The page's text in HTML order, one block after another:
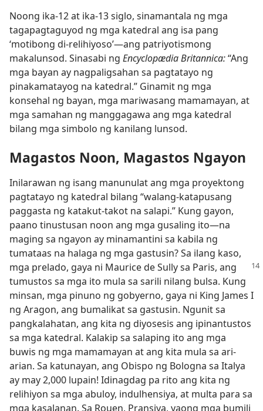
Noong ika-12 at ika-13 siglo, sinamantala ng mga
tagapagtaguyod ng mga katedral ang isa pang
‘motibong di-relihiyoso’​—ang patriyotismong
makalunsod. Sinasabi ng Encyclopædia Britannica:“Ang
mga bayan ay nagpaligsahan sa pagtatayo ng
pinakamatayog na katedral.” Ginamit ng mga
konsehal ng bayan, mga mariwasang mamamayan, at
mga samahan ng manggagawa ang mga katedral
bilang mga simbolo ng kanilang lunsod.
Magastos Noon, Magastos Ngayon
Inilarawan ng isang manunulat ang mga proyektong
pagtatayo ng katedral bilang “walang-katapusang
paggasta ng katakut-takot na salapi.” Kung gayon,
paano tinustusan noon ang mga gusaling ito​—na
maging sa ngayon ay minamantini sa kabila ng
tumataas na halaga ng mga gastusin? Sa ilang kaso,
mga prelado, gaya ni Maurice de Sully sa Paris, ang
tumustos sa mga ito mula sa sarili nilang bulsa. Kung
minsan, mga pinuno ng gobyerno, gaya ni King James I
ng Aragon, ang bumalikat sa gastusin. Ngunit sa
pangkalahatan, ang kita ng diyosesis ang ipinantustos
sa mga katedral. Kalakip sa salaping ito ang mga
buwis ng mga mamamayan at ang kita mula sa ari-
arian. Sa katunayan, ang Obispo ng Bologna sa Italya
ay may 2,000 lupain! Idinagdag pa rito ang kita ng
relihiyon sa mga abuloy, indulhensiya, at multa para sa
mga kasalanan. Sa Rouen, Pransiya, yaong mga bumili